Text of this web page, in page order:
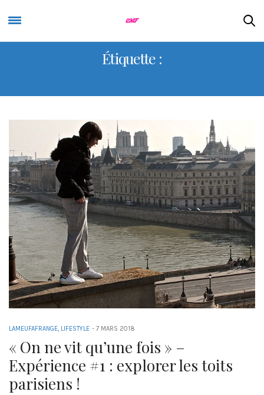
Étiquette :
LAMEUFAFRANGE, LIFESTYLE - 7 MARS 2018
« On ne vit qu’une fois » –
Expérience #1 : explorer les toits
parisiens !